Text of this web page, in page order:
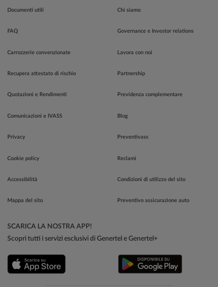
Documenti utili
FAQ
Carrozzerie convenzionate
Recupera attestato di rischio
Quotazioni e Rendimenti
Comunicazioni e IVASS
Privacy
Cookie policy
Accessibilità
Mappa del sito
Chi siamo
Governance e Investor relations
Lavora con noi
Partnership
Previdenza complementare
Blog
Preventivass
Reclami
Condizioni di utilizzo del sito
Preventivo assicurazione auto
SCARICA LA NOSTRA APP!
Scopri tutti i servizi esclusivi di Genertel e Genertel+